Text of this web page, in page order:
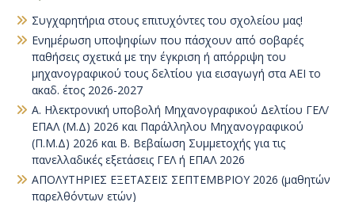
Συγχαρητήρια στους επιτυχόντες του σχολείου μας!
Ενημέρωση υποψηφίων που πάσχουν από σοβαρές
παθήσεις σχετικά με την έγκριση ή απόρριψη του
μηχανογραφικού τους δελτίου για εισαγωγή στα ΑΕΙ το
ακαδ. έτος 2026-2027
Α. Ηλεκτρονική υποβολή Μηχανογραφικού Δελτίου ΓΕΛ/
ΕΠΑΛ (Μ.Δ) 2026 και Παράλληλου Μηχανογραφικού
(Π.Μ.Δ) 2026 και Β. Βεβαίωση Συμμετοχής για τις
πανελλαδικές εξετάσεις ΓΕΛ ή ΕΠΑΛ 2026
ΑΠΟΛΥΤΗΡΙΕΣ ΕΞΕΤΑΣΕΙΣ ΣΕΠΤΕΜΒΡΙΟΥ 2026 (μαθητών
παρελθόντων ετών)